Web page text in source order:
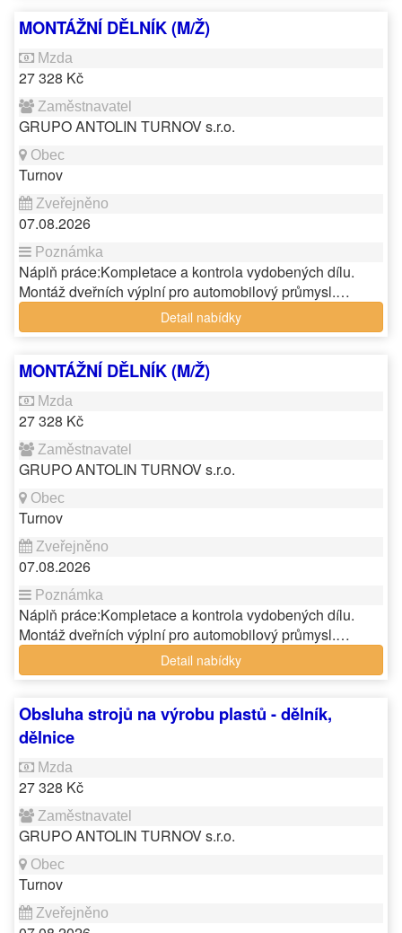
MONTÁŽNÍ DĚLNÍK (M/Ž)
27 328 Kč
GRUPO ANTOLIN TURNOV s.r.o.
Turnov
07.08.2026
Náplň práce:Kompletace a kontrola vydobených dílu.
Montáž dveřních výplní pro automobilový průmysl.…
Detail nabídky
MONTÁŽNÍ DĚLNÍK (M/Ž)
27 328 Kč
GRUPO ANTOLIN TURNOV s.r.o.
Turnov
07.08.2026
Náplň práce:Kompletace a kontrola vydobených dílu.
Montáž dveřních výplní pro automobilový průmysl.…
Detail nabídky
Obsluha strojů na výrobu plastů - dělník,
dělnice
27 328 Kč
GRUPO ANTOLIN TURNOV s.r.o.
Turnov